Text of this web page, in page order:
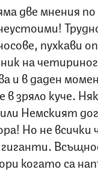
две мнения
пухкави
на
и в даден
в зряло куче.
или Немският
Но не всички
когато са